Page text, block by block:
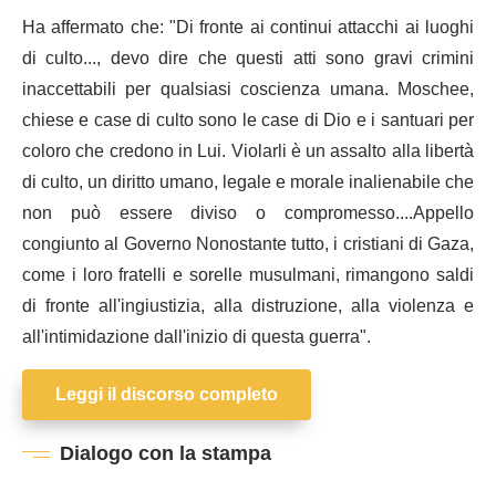
Ha affermato che: "Di fronte ai continui attacchi ai luoghi
di culto..., devo dire che questi atti sono gravi crimini
inaccettabili per qualsiasi coscienza umana. Moschee,
chiese e case di culto sono le case di Dio e i santuari per
coloro che credono in Lui. Violarli è un assalto alla libertà
di culto, un diritto umano, legale e morale inalienabile che
non può essere diviso o compromesso....Appello
congiunto al Governo Nonostante tutto, i cristiani di Gaza,
come i loro fratelli e sorelle musulmani, rimangono saldi
di fronte all'ingiustizia, alla distruzione, alla violenza e
all'intimidazione dall'inizio di questa guerra".
Leggi il discorso completo
Dialogo con la stampa